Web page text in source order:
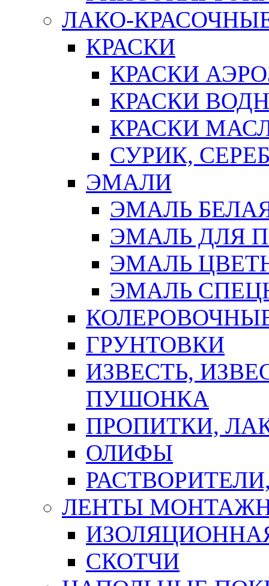
ЛАКО-
КРАСКИ
КРАСКИ
КРАСКИ
КРАСКИ
СУРИК,
ЭМАЛИ
ЭМАЛЬ
ЭМАЛЬ ДЛЯ
ЭМАЛЬ
ЭМАЛЬ
ГРУНТОВКИ
ИЗВЕСТЬ,
ПУШОНКА
ПРОПИТКИ,
ОЛИФЫ
ЛЕНТЫ
СКОТЧИ